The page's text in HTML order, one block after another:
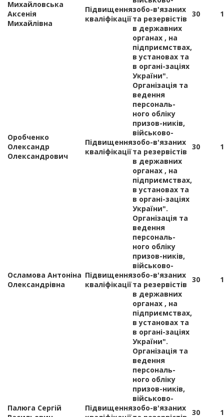
Михайловська
Аксенія
Михайлівна
Підвищення
кваліфікації
зобо-в'язаних
та резервістів
в державних
органах , на
підприємствах,
в установах та
в органі-заціях
України".
30 1
Оробченко
Олександр
Олександрович
Підвищення
кваліфікації
Організація та
ведення
персональ-
ного обліку
призов-ників,
військово-
зобо-в'язаних
та резервістів
в державних
органах , на
підприємствах,
в установах та
в органі-заціях
України".
30 1
Осламова Антоніна
Олександрівна
Підвищення
кваліфікації
Організація та
ведення
персональ-
ного обліку
призов-ників,
військово-
зобо-в'язаних
та резервістів
в державних
органах , на
підприємствах,
в установах та
в органі-заціях
України".
30 1
Палюга Сергій
Підвищення
Організація та
ведення
персональ-
ного обліку
призов-ників,
військово-
зобо-в'язаних
30 1